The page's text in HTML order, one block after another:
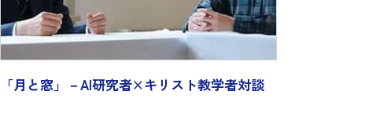
「月と窓」－AI研究者×キリスト教学者対談